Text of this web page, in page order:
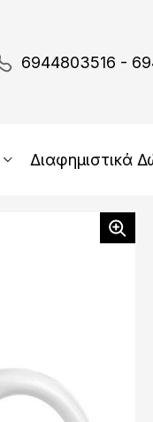
6944803516 -
Διαφημιστικά